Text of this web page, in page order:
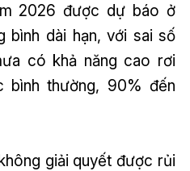
2026 được dự báo ở
dài hạn, với sai số
có khả năng cao rơi
bình thường, 90% đến
giải quyết được rủi